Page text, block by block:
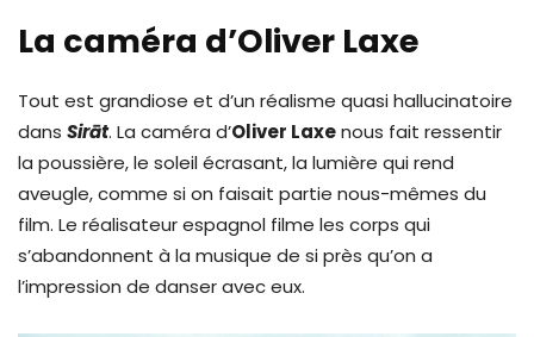
La caméra d’Oliver Laxe
Tout est grandiose et d’un réalisme quasi hallucinatoire
dans Sirāt. La caméra d’Oliver Laxenous fait ressentir
la poussière, le soleil écrasant, la lumière qui rend
aveugle, comme si on faisait partie nous-mêmes du
film. Le réalisateur espagnol filme les corps qui
s’abandonnent à la musique de si près qu’on a
l’impression de danser avec eux.